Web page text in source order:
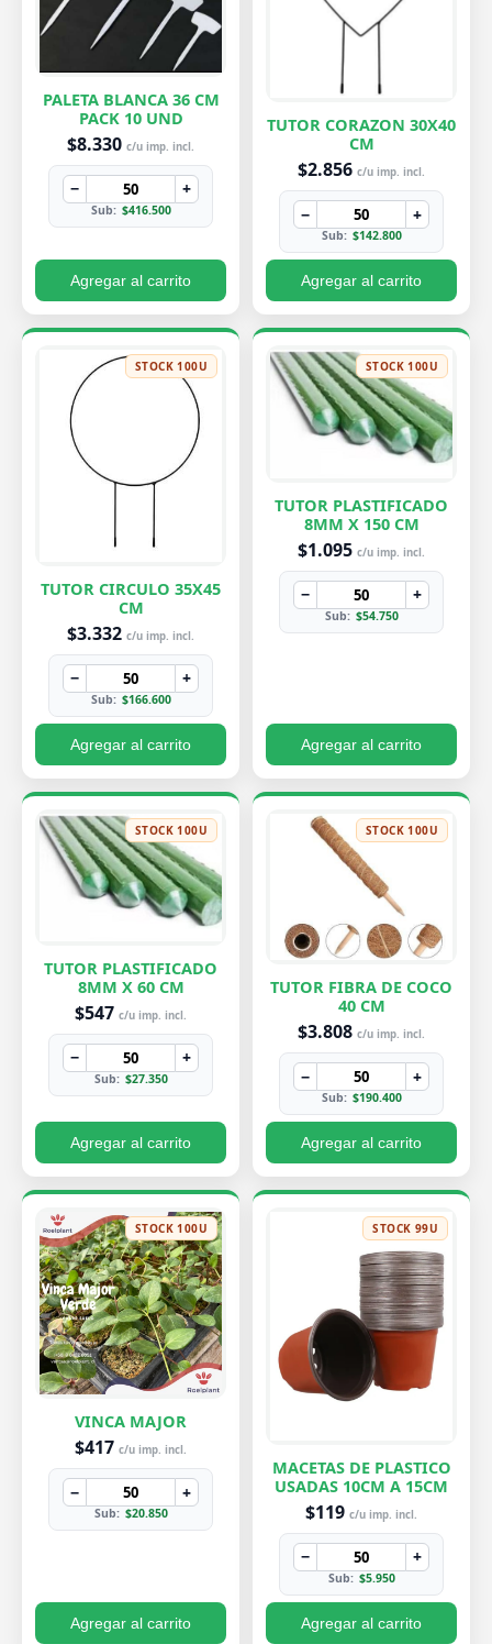
PALETA BLANCA 36 CM
PACK 10 UND
$8.330 c/u imp. incl.
− +
Sub: $416.500
Agregar al carrito
TUTOR CORAZON 30X40
CM
$2.856 c/u imp. incl.
− +
Sub: $142.800
Agregar al carrito
STOCK 100U
TUTOR CIRCULO 35X45
CM
$3.332 c/u imp. incl.
− +
Sub: $166.600
Agregar al carrito
STOCK 100U
TUTOR PLASTIFICADO
8MM X 150 CM
$1.095 c/u imp. incl.
− +
Sub: $54.750
Agregar al carrito
STOCK 100U
TUTOR PLASTIFICADO
8MM X 60 CM
$547 c/u imp. incl.
− +
Sub: $27.350
Agregar al carrito
STOCK 100U
TUTOR FIBRA DE COCO
40 CM
$3.808 c/u imp. incl.
− +
Sub: $190.400
Agregar al carrito
STOCK 100U
VINCA MAJOR
$417 c/u imp. incl.
− +
Sub: $20.850
Agregar al carrito
STOCK 99U
MACETAS DE PLASTICO
USADAS 10CM A 15CM
$119 c/u imp. incl.
− +
Sub: $5.950
Agregar al carrito